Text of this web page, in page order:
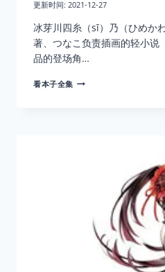
更新时间: 2021-12-27
冰芽川四糸（sī）乃（ひめか
著、つなこ负责插画的轻小说
品的登场角…
看本子全集 四